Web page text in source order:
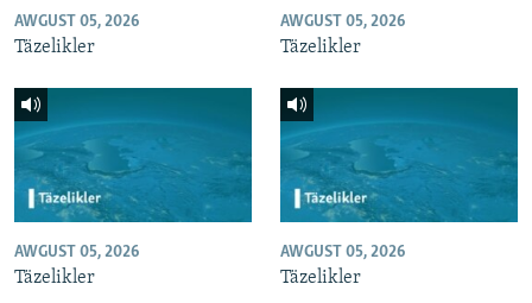
AWGUST 05, 2026
Täzelikler
AWGUST 05, 2026
Täzelikler
AWGUST 05, 2026
Täzelikler
AWGUST 05, 2026
Täzelikler